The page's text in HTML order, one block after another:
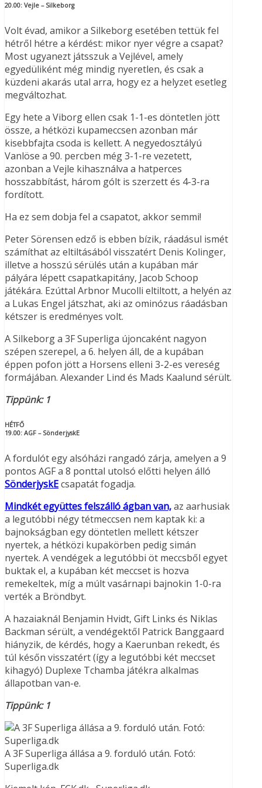
20.00: Vejle – Silkeborg
Volt évad, amikor a Silkeborg esetében tettük fel
hétről hétre a kérdést: mikor nyer végre a csapat?
Most ugyanezt játsszuk a Vejlével, amely
egyedüliként még mindig nyeretlen, és csak a
küzdeni akarás utal arra, hogy ez a helyzet esetleg
megváltozhat.
Egy hete a Viborg ellen csak 1-1-es döntetlen jött
össze, a hétközi kupameccsen azonban már
kisebbfajta csoda is kellett. A negyedosztályú
Vanlöse a 90. percben még 3-1-re vezetett,
azonban a Vejle kihasználva a hatperces
hosszabbítást, három gólt is szerzett és 4-3-ra
fordított.
Ha ez sem dobja fel a csapatot, akkor semmi!
Peter Sörensen edző is ebben bízik, ráadásul ismét
számíthat az eltiltásából visszatért Denis Kolinger,
illetve a hosszú sérülés után a kupában már
pályára lépett csapatkapitány, Jacob Schoop
játékára. Ezúttal Arbnor Mucolli eltiltott, a helyén az
a Lukas Engel játszhat, aki az ominózus ráadásban
kétszer is eredményes volt.
A Silkeborg a 3F Superliga újoncaként nagyon
szépen szerepel, a 6. helyen áll, de a kupában
éppen pofon jött a Horsens elleni 3-2-es vereség
formájában. Alexander Lind és Mads Kaalund sérült.
Tippünk: 1
HÉTFŐ
19.00: AGF – SönderjyskE
A fordulót egy alsóházi rangadó zárja, amelyen a 9
pontos AGF a 8 ponttal utolsó előtti helyen álló
SönderjyskEcsapatát fogadja.
Mindkét együttes felszálló ágban van,az aarhusiak
a legutóbbi négy tétmeccsen nem kaptak ki: a
bajnokságban egy döntetlen mellett kétszer
nyertek, a hétközi kupakörben pedig simán
nyertek. A vendégek a legutóbbi öt meccsből egyet
buktak el, a kupában két meccset is hozva
remekeltek, míg a múlt vasárnapi bajnokin 1-0-ra
verték a Bröndbyt.
A hazaiaknál Benjamin Hvidt, Gift Links és Niklas
Backman sérült, a vendégektől Patrick Banggaard
hiányzik, de kérdés, hogy a Kaerunban rekedt, és
túl későn visszatért (így a legutóbbi két meccset
kihagyó) Duplexe Tchamba játékra alkalmas
állapotban van-e.
Tippünk: 1
A 3F Superliga állása a 9. forduló után. Fotó:
Superliga.dk